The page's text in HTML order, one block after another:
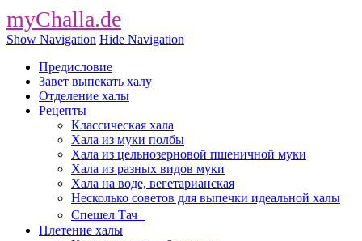
myChalla.de
Show Navigation Hide Navigation
Предисловие
Завет выпекать халу
Отделение халы
Рецепты
Классическая хала
Хала из муки полбы
Хала из цельнозерновой пшеничной муки
Хала из разных видов муки
Хала на воде, вегетарианская
Несколько советов для выпечки идеальной халы
Спешел Тач
Плетение халы